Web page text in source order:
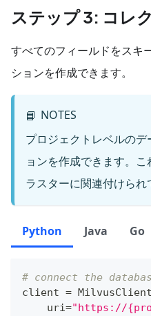
ステップ 3: コレ
すべてのフィールドをスキ
ションを作成できます。
📘 NOTES
プロジェクトレベルの
ョンを作成できます。
ラスターに関連付けられ
Python Java Go
# connect the
client = MilvusClient
    uri
="https://